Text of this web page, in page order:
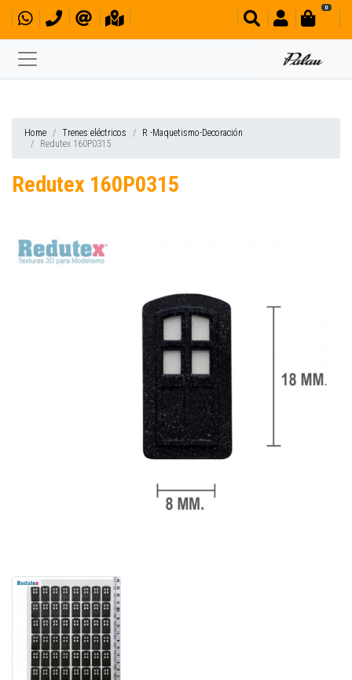
0
Home Trenes eléctricos
R -Maquetismo-Decoración
Redutex 160P0315
Redutex 160P0315